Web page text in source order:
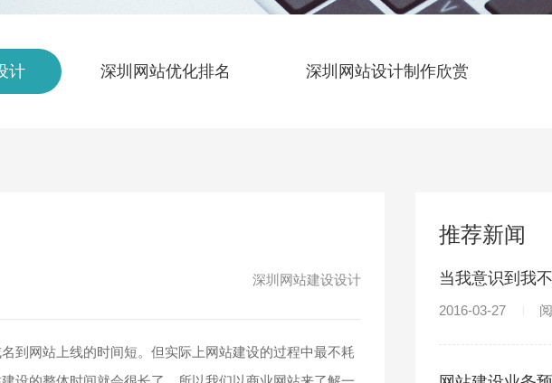
计 深圳网站优化排名 深圳网站设计制作欣赏
深圳网站建设设计
网站上线的时间短。但实际上网站建设的过程中最不耗
推荐新闻
当我意识到我
师
2016-03-27